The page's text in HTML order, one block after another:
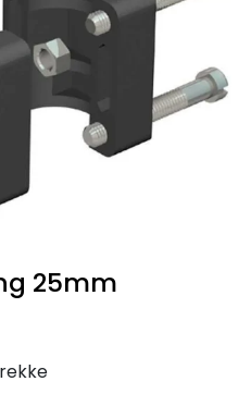
25mm